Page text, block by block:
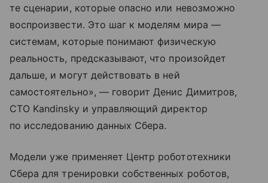
те сценарии, которые опасно или невозможно
воспроизвести. Это шаг к моделям мира —
системам, которые понимают физическую
реальность, предсказывают, что произойдет
дальше, и могут действовать в ней
самостоятельно», — говорит Денис Димитров,
CTO Kandinsky и управляющий директор
по исследованию данных Сбера.
Модели уже применяет Центр робототехники
Сбера для тренировки собственных роботов,